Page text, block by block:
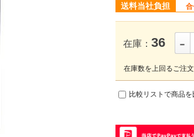
送料当社負担
在庫： 36 -
在庫数を上回るご注
比較リストで商品を